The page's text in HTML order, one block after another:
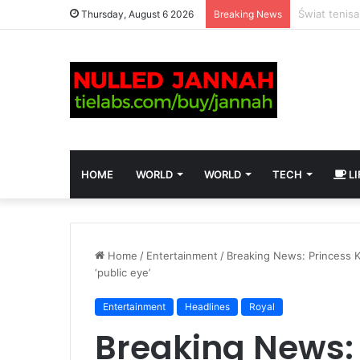
Thursday, August 6 2026 Breaking News
HOME WORLD WORLD TECH
Home / Entertainment / Breaking News: Princess
‘public eye’
Entertainment Headlines Royal
Breaking